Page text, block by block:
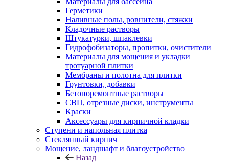
Герметики
Наливные полы, ровнители, стяжки
Кладочные растворы
Штукатурки, шпаклевки
Гидрофобизаторы, пропитки, очистители
Материалы для мощения и укладки
тротуарной плитки
Мембраны и полотна для плитки
Грунтовки, добавки
Бетоноремонтные растворы
СВП, отрезные диски, инструменты
Краски
Аксессуары для кирпичной кладки
Ступени и напольная плитка
Cтеклянный кирпич
Мощение, ландшафт и благоустройство
Назад